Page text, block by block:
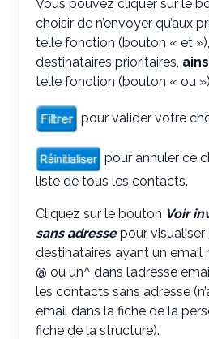
Vous pouvez cliquer sur le
choisir de n’envoyer qu’aux
telle fonction (bouton « et
destinataires prioritaires,
telle fonction (bouton « ou
pour valider votre
pour annuler ce
liste de tous les contacts.
Cliquez sur le bouton Voir
sans adressepour visualiser
destinataires ayant un
@ ou un^ dans l’adresse
les contacts sans adresse
email dans la fiche de la
fiche de la structure).